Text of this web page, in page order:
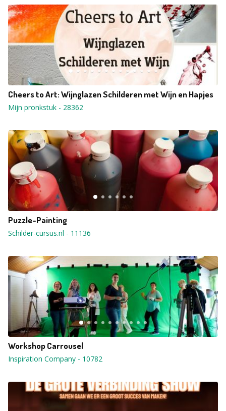
Cheers to Art: Wijnglazen Schilderen met Wijn en Hapjes
Mijn pronkstuk - 28362
Puzzle-Painting
Schilder-cursus.nl - 11136
Workshop Carrousel
Inspiration Company - 10782